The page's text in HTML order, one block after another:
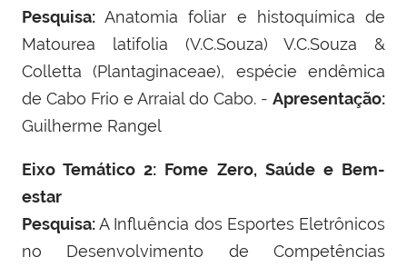
Pesquisa: Anatomia foliar e histoquímica de
Matourea latifolia (V.C.Souza) V.C.Souza &
Colletta (Plantaginaceae), espécie endêmica
de Cabo Frio e Arraial do Cabo. - Apresentação:
Guilherme Rangel
Eixo Temático 2: Fome Zero, Saúde e Bem-
estar
Pesquisa:A Influência dos Esportes Eletrônicos
no Desenvolvimento de Competências